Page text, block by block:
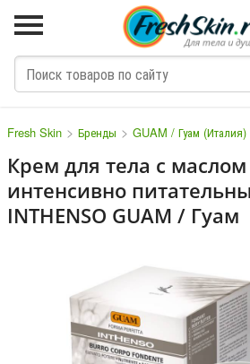
Fresh Skin > Бренды > GUAM / Гуам (Италия)
Крем для тела с
интенсивно
INTHENSO GUAM / Гуам
M N O P Q S T V